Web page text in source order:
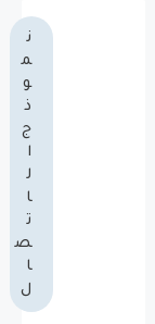
ن
م
و
ذ
ج
ا
ل
ا
ت
ص
ا
ل